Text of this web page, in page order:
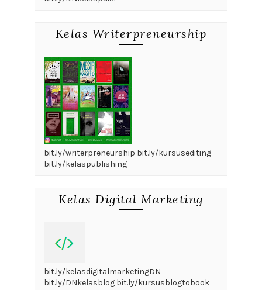
Kelas Writerpreneurship
bit.ly/writerpreneurship bit.ly/kursusediting
bit.ly/kelaspublishing
Kelas Digital Marketing
bit.ly/kelasdigitalmarketingDN
bit.ly/DNkelasblog bit.ly/kursusblogtobook